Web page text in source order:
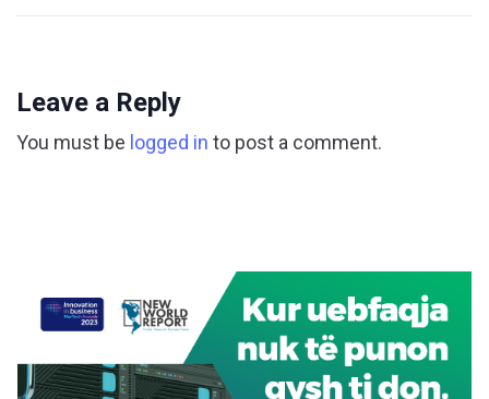
Leave a Reply
You must be logged in to post a comment.